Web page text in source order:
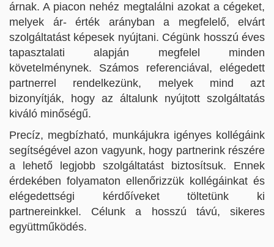
árnak. A piacon nehéz megtalálni azokat a cégeket,
melyek ár- érték arányban a megfelelő, elvárt
szolgáltatást képesek nyújtani. Cégünk hosszú éves
tapasztalati alapján megfelel minden
követelménynek. Számos referenciával, elégedett
partnerrel rendelkezünk, melyek mind azt
bizonyítják, hogy az általunk nyújtott szolgáltatás
kiváló minőségű.
Precíz, megbízható, munkájukra igényes kollégáink
segítségével azon vagyunk, hogy partnerink részére
a lehető legjobb szolgáltatást biztosítsuk. Ennek
érdekében folyamaton ellenőrizzük kollégáinkat és
elégedettségi kérdőíveket töltetünk ki
partnereinkkel. Célunk a hosszú távú, sikeres
együttműködés.